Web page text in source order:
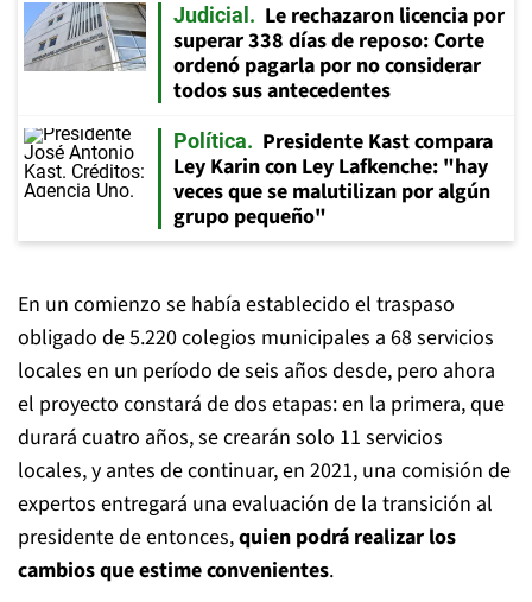
Judicial
Le rechazaron licencia por
superar 338 días de reposo: Corte
ordenó pagarla por no considerar
todos sus antecedentes
Política
Presidente Kast compara
Ley Karin con Ley Lafkenche: "hay
veces que se malutilizan por algún
grupo pequeño"
En un comienzo se había establecido el traspaso
obligado de 5.220 colegios municipales a 68 servicios
locales en un período de seis años desde, pero ahora
el proyecto constará de dos etapas: en la primera, que
durará cuatro años, se crearán solo 11 servicios
locales, y antes de continuar, en 2021, una comisión de
expertos entregará una evaluación de la transición al
presidente de entonces,quien podrá realizar los
cambios que estime convenientes.